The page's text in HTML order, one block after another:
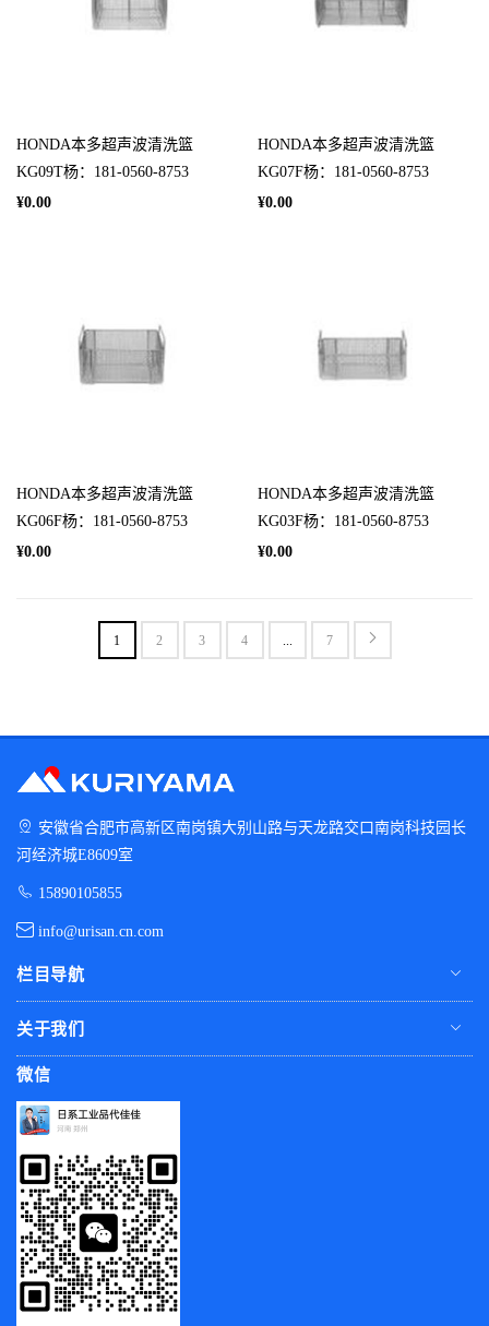
HONDA本多超声波清洗篮
KG09T杨：181-0560-8753
¥0.00
HONDA本多超声波清洗篮
KG07F杨：181-0560-8753
¥0.00
HONDA本多超声波清洗篮
KG06F杨：181-0560-8753
¥0.00
HONDA本多超声波清洗篮
KG03F杨：181-0560-8753
¥0.00
1 2 3 4 ... 7
安徽省合肥市高新区南岗镇大别山路与天龙路交口南岗科技园长
河经济城E8609室
15890105855
info@urisan.cn.com
栏目导航
关于我们
微信